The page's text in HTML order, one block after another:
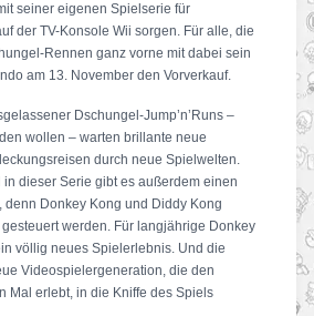
seiner eigenen Spielserie für
der TV-Konsole Wii sorgen. Für alle, die
Rennen ganz vorne mit dabei sein
am 13. November den Vorverkauf.
Dschungel-Jump’n’Runs –
wollen – warten brillante neue
durch neue Spielwelten.
dieser Serie gibt es außerdem einen
denn Donkey Kong und Diddy Kong
werden. Für langjährige Donkey
völlig neues Spielerlebnis. Und die
Videospielergeneration, die den
Mal erlebt, in die Kniffe des Spiels